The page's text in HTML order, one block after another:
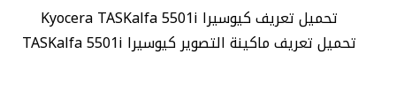
تحميل تعريف كيوسيرا Kyocera TASKalfa 5501i
تحميل تعريف ماكينة التصوير كيوسيرا TASKalfa 5501i